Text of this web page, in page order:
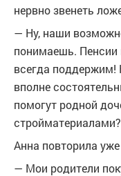
нервно звенеть
— Ну, наши
понимаешь.
всегда поддержим!
вполне
помогут родной
Анна повторила
— Мои родители